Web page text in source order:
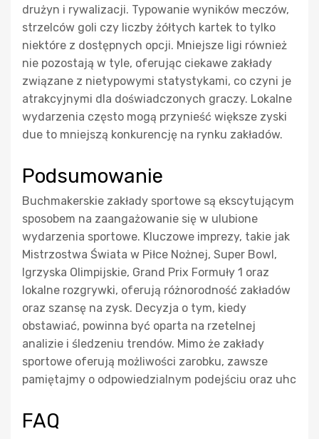
drużyn i rywalizacji. Typowanie wyników meczów,
strzelców goli czy liczby żółtych kartek to tylko
niektóre z dostępnych opcji. Mniejsze ligi również
nie pozostają w tyle, oferując ciekawe zakłady
związane z nietypowymi statystykami, co czyni je
atrakcyjnymi dla doświadczonych graczy. Lokalne
wydarzenia często mogą przynieść większe zyski
due to mniejszą konkurencję na rynku zakładów.
Podsumowanie
Buchmakerskie zakłady sportowe są ekscytującym
sposobem na zaangażowanie się w ulubione
wydarzenia sportowe. Kluczowe imprezy, takie jak
Mistrzostwa Świata w Piłce Nożnej, Super Bowl,
Igrzyska Olimpijskie, Grand Prix Formuły 1 oraz
lokalne rozgrywki, oferują różnorodność zakładów
oraz szansę na zysk. Decyzja o tym, kiedy
obstawiać, powinna być oparta na rzetelnej
analizie i śledzeniu trendów. Mimo że zakłady
sportowe oferują możliwości zarobku, zawsze
pamiętajmy o odpowiedzialnym podejściu oraz uhc
FAQ